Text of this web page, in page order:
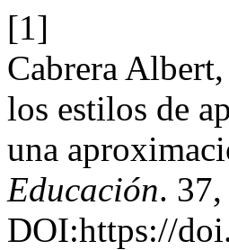
[1]
Cabrera
los estilos de
una
Educación.
DOI:https://